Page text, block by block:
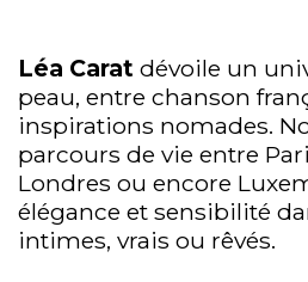
Léa Carat dévoile un
peau, entre chanson
inspirations nomades.
parcours de vie entre
Londres ou encore
élégance et sensibilité
intimes, vrais ou rêvés.